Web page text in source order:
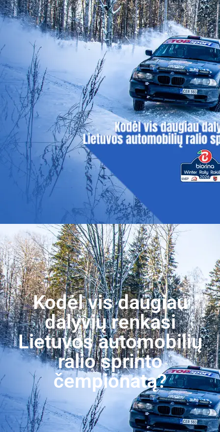
Kodėl vis daugiau
dalyvių renkasi
Lietuvos automobilių
ralio sprinto
čempionatą?